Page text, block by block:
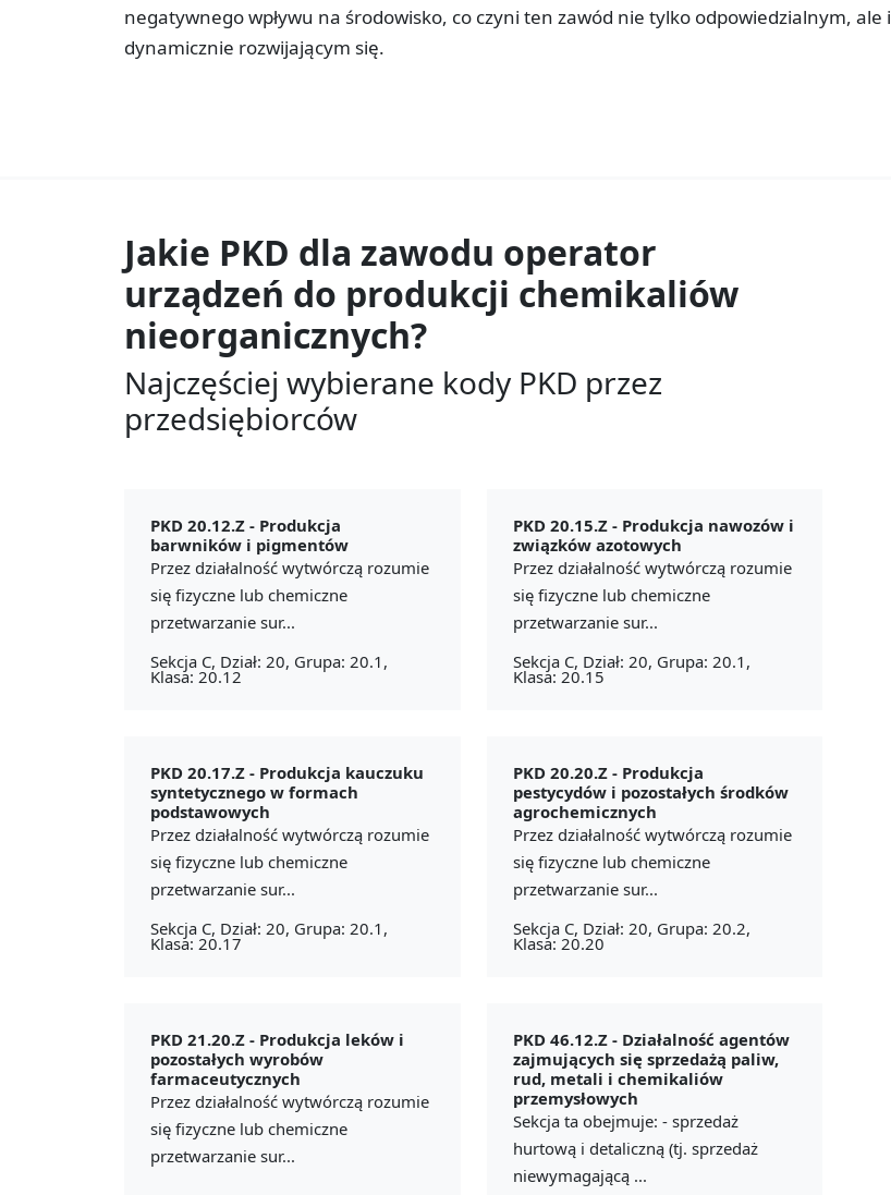
negatywnego wpływu na środowisko, co czyni ten zawód nie tylko odpowiedzialnym, ale i
dynamicznie rozwijającym się.
Jakie PKD dla zawodu operator
urządzeń do produkcji chemikaliów
nieorganicznych?
Najczęściej wybierane kody PKD przez
przedsiębiorców
PKD 20.12.Z - Produkcja
barwników i pigmentów
Przez działalność wytwórczą rozumie
się fizyczne lub chemiczne
przetwarzanie sur...
Sekcja C, Dział: 20, Grupa: 20.1,
Klasa: 20.12
PKD 20.15.Z - Produkcja nawozów i
związków azotowych
Przez działalność wytwórczą rozumie
się fizyczne lub chemiczne
przetwarzanie sur...
Sekcja C, Dział: 20, Grupa: 20.1,
Klasa: 20.15
PKD 20.17.Z - Produkcja kauczuku
syntetycznego w formach
podstawowych
Przez działalność wytwórczą rozumie
się fizyczne lub chemiczne
przetwarzanie sur...
Sekcja C, Dział: 20, Grupa: 20.1,
Klasa: 20.17
PKD 20.20.Z - Produkcja
pestycydów i pozostałych środków
agrochemicznych
Przez działalność wytwórczą rozumie
się fizyczne lub chemiczne
przetwarzanie sur...
Sekcja C, Dział: 20, Grupa: 20.2,
Klasa: 20.20
PKD 21.20.Z - Produkcja leków i
pozostałych wyrobów
farmaceutycznych
Przez działalność wytwórczą rozumie
się fizyczne lub chemiczne
przetwarzanie sur...
PKD 46.12.Z - Działalność agentów
zajmujących się sprzedażą paliw,
rud, metali i chemikaliów
przemysłowych
Sekcja ta obejmuje: - sprzedaż
hurtową i detaliczną (tj. sprzedaż
niewymagającą ...